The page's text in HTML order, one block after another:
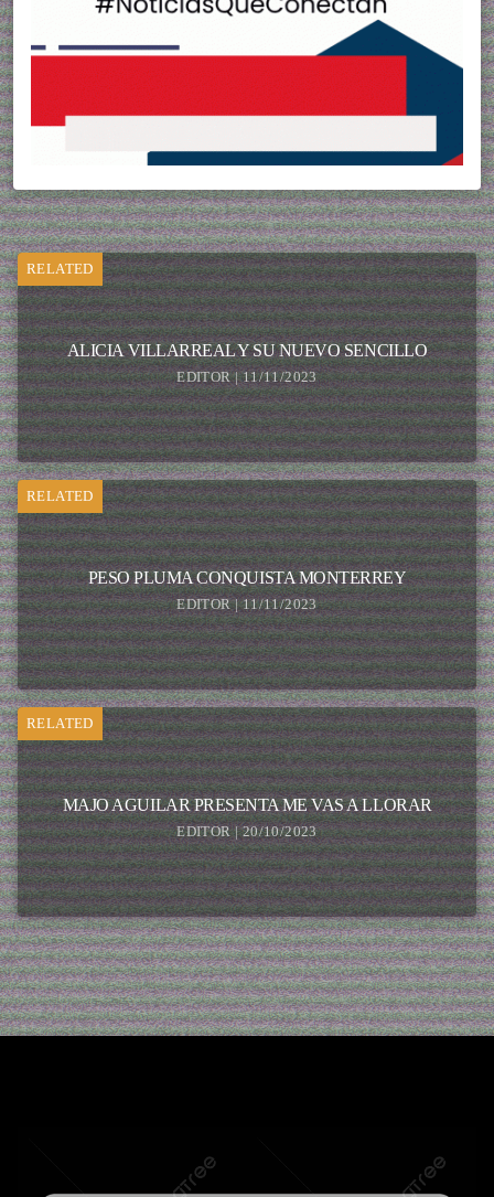
RELATED
ALICIA VILLARREAL Y SU NUEVO SENCILLO
EDITOR | 11/11/2023
RELATED
PESO PLUMA CONQUISTA MONTERREY
EDITOR | 11/11/2023
RELATED
MAJO AGUILAR PRESENTA ME VAS A LLORAR
EDITOR | 20/10/2023